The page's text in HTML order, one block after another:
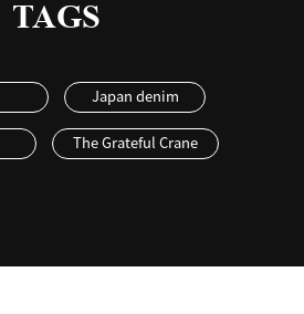
TAGS
Japan denim
The Grateful Crane